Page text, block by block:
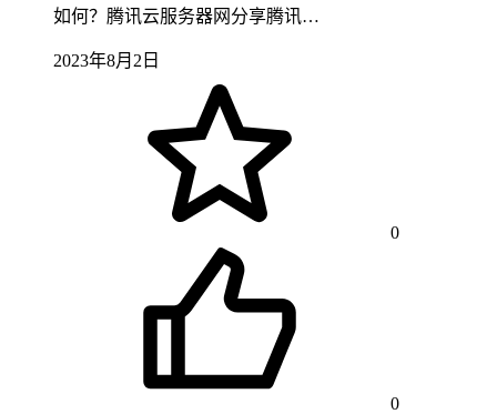
如何？腾讯云服务器网分享腾讯…
2023年8月2日
0
0